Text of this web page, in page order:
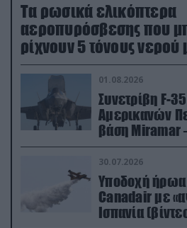
Τα ρωσικά ελικόπτερα
αεροπυρόσβεσης που
ρίχνουν 5 τόνους
01.08.2026
Συνετρίβη F-
Αμερικανών
βάση Miramar
εκτινάχθηκε
30.07.2026
Υποδοχή ήρωα
Canadair με
Ισπανία